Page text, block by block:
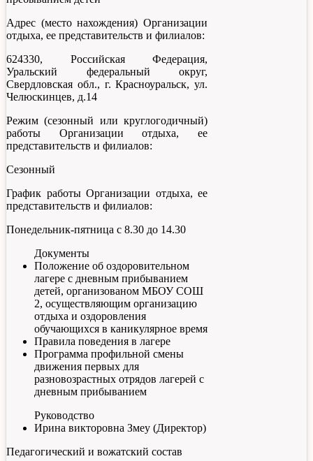
Адрес (место нахождения) Организации
отдыха, ее представительств и филиалов:
624330, Российская Федерация,
Уральский федеральный округ,
Свердловская обл., г. Красноуральск, ул.
Челюскинцев, д.14
Режим (сезонный или круглогодичный)
работы Организации отдыха, ее
представительств и филиалов:
Сезонный
График работы Организации отдыха, ее
представительств и филиалов:
Понедельник-пятница с 8.30 до 14.30
Документы
Положение об оздоровительном
лагере с дневным прибыванием
детей, организованом МБОУ СОШ
2, осуществляющим организацию
отдыха и оздоровления
обучающихся в каникулярное время
Правила поведения в лагере
Программа профильной смены
движения первых для
разновозрастных отрядов лагерей с
дневным прибыванием
Руководство
Ирина викторовна Змеу (Директор)
Педагогический и вожатский состав